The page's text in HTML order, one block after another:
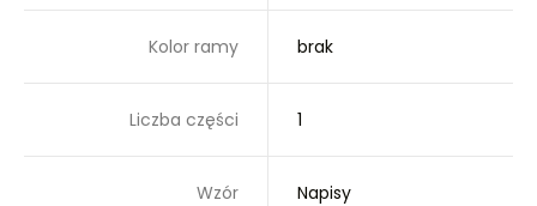
Kolor ramy brak
Liczba części 1
Wzór Napisy